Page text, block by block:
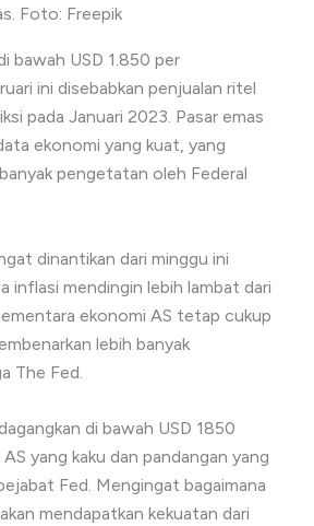
Foto: Freepik
bawah USD 1.850 per
ini disebabkan penjualan ritel
pada Januari 2023. Pasar emas
ekonomi yang kuat, yang
pengetatan oleh Federal
dinantikan dari minggu ini
inflasi mendingin lebih lambat dari
ekonomi AS tetap cukup
lebih banyak
The Fed.
di bawah USD 1850
yang kaku dan pandangan yang
Fed. Mengingat bagaimana
mendapatkan kekuatan dari